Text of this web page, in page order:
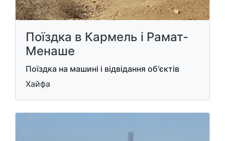
Поїздка в Кармель і Рамат-
Менаше
Поїздка на машині і відвідання об'єктів
Хайфа